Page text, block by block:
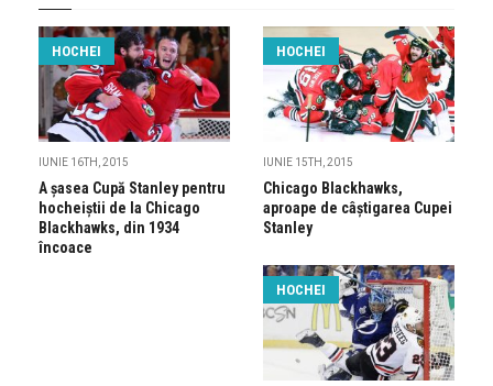
HOCHEI
IUNIE 16TH, 2015
A șasea Cupă Stanley pentru
hocheiștii de la Chicago
Blackhawks, din 1934
încoace
HOCHEI
IUNIE 15TH, 2015
Chicago Blackhawks,
aproape de câștigarea Cupei
Stanley
HOCHEI